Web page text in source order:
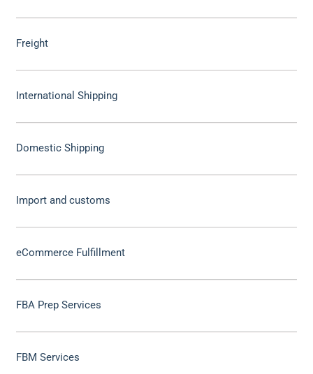
Freight
International Shipping
Domestic Shipping
Import and customs
eCommerce Fulfillment
FBA Prep Services
FBM Services